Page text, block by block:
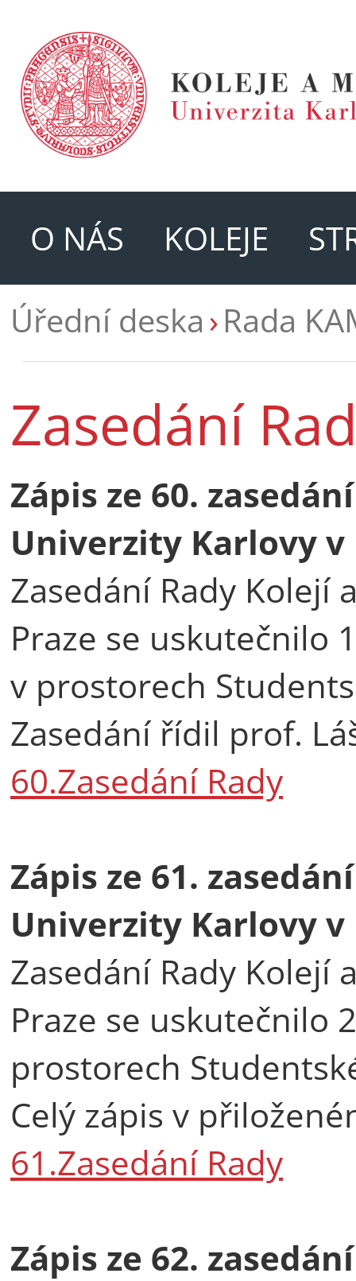
O NÁS KOLEJE
Úřední deska Rada
Zasedání
Zápis ze 60.
Univerzity Karlovy v
Zasedání Rady Kolejí
Praze se uskutečnilo
v prostorech
Zasedání řídil prof.
60.Zasedání Rady
Zápis ze 61.
Univerzity Karlovy v
Zasedání Rady Kolejí
Praze se uskutečnilo
prostorech
Celý zápis v
61.Zasedání Rady
Zápis ze 62.